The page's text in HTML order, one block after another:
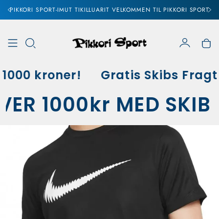
PIKKORI SPORT-IMUT TIKILLUARIT VELKOMMEN TIL PIKKORI SPORT
Konto
kroner! Gratis Skibs Fragt
1000kr MED SKIB